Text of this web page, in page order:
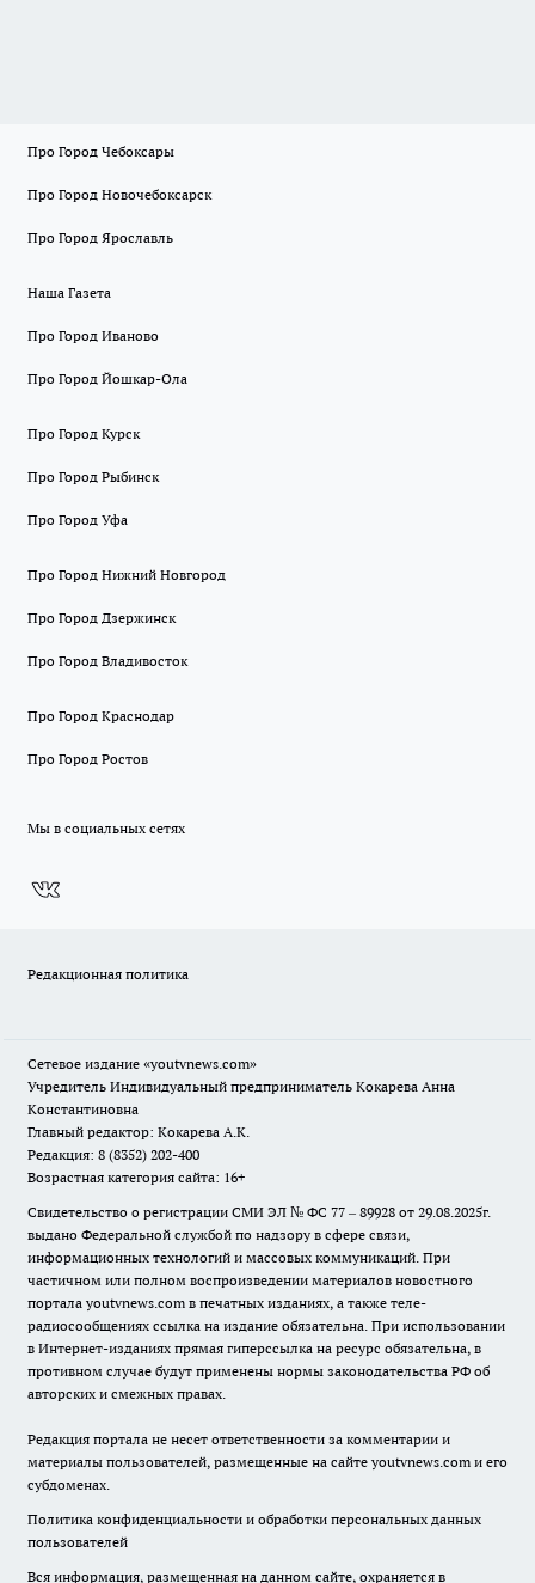
Про Город Чебоксары
Про Город Новочебоксарск
Про Город Ярославль
Наша Газета
Про Город Иваново
Про Город Йошкар-Ола
Про Город Курск
Про Город Рыбинск
Про Город Уфа
Про Город Нижний Новгород
Про Город Дзержинск
Про Город Владивосток
Про Город Краснодар
Про Город Ростов
Мы в социальных сетях
Редакционная политика
Сетевое издание «youtvnews.com»
Учредитель Индивидуальный предприниматель Кокарева Анна
Константиновна
Главный редактор: Кокарева А.К.
Редакция: 8 (8352) 202-400
Возрастная категория сайта: 16+
Свидетельство о регистрации СМИ ЭЛ № ФС 77 – 89928 от 29.08.2025г.
выдано Федеральной службой по надзору в сфере связи,
информационных технологий и массовых коммуникаций. При
частичном или полном воспроизведении материалов новостного
портала youtvnews.com в печатных изданиях, а также теле-
радиосообщениях ссылка на издание обязательна. При использовании
в Интернет-изданиях прямая гиперссылка на ресурс обязательна, в
противном случае будут применены нормы законодательства РФ об
авторских и смежных правах.
Редакция портала не несет ответственности за комментарии и
материалы пользователей, размещенные на сайте youtvnews.com и его
субдоменах.
Политика конфиденциальности и обработки персональных данных
пользователей
Вся информация, размещенная на данном сайте, охраняется в